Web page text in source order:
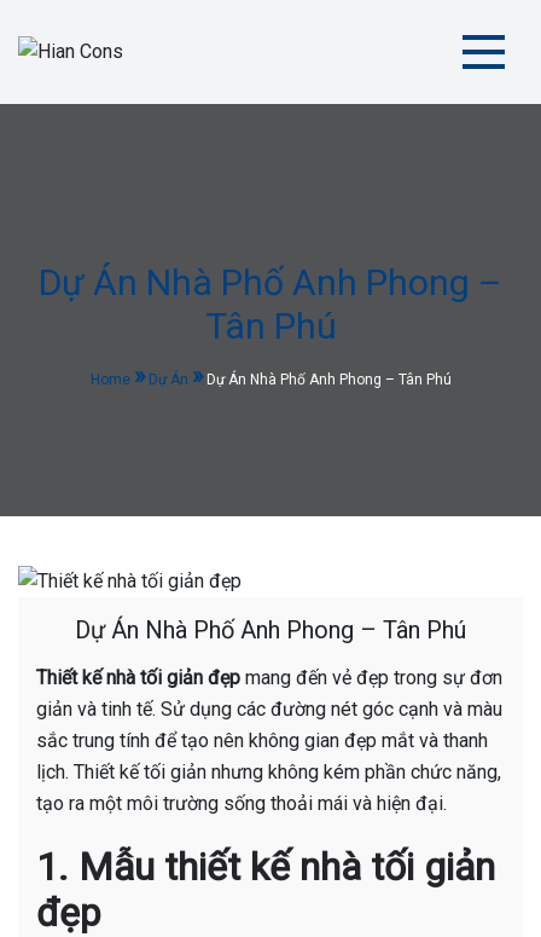
Hian Cons
Dự Án Nhà Phố Anh Phong –
Tân Phú
Home Dự Án Dự Án Nhà Phố Anh Phong – Tân Phú
Dự Án Nhà Phố Anh Phong – Tân Phú
Thiết kế nhà tối giản đẹp mang đến vẻ đẹp trong sự đơn
giản và tinh tế. Sử dụng các đường nét góc cạnh và màu
sắc trung tính để tạo nên không gian đẹp mắt và thanh
lịch. Thiết kế tối giản nhưng không kém phần chức năng,
tạo ra một môi trường sống thoải mái và hiện đại.
1. Mẫu thiết kế nhà tối giản
đẹp